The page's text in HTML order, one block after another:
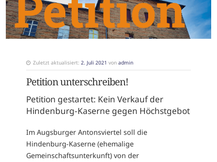
Zuletzt aktualisiert: 2. Juli 2021 von admin
Petition unterschreiben!
Petition gestartet: Kein Verkauf der
Hindenburg-Kaserne gegen Höchstgebot
Im Augsburger Antonsviertel soll die
Hindenburg-Kaserne (ehemalige
Gemeinschaftsunterkunft) von der